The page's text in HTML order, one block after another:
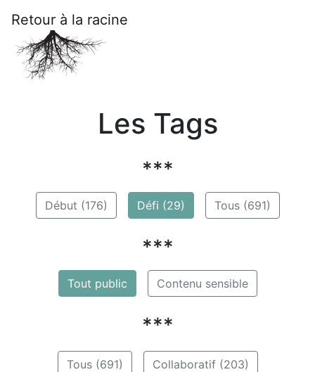
Retour à la racine
Les Tags
***
Début (176) Défi (29) Tous (691)
***
Tout public Contenu sensible
***
Tous (691) Collaboratif (203)